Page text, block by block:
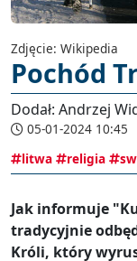
Zdjęcie: Wikipedia
Pochód
Dodał: Andrzej
05-01-2024 10:45
litwa
religia
Jak informuje
tradycyjnie
Króli, który